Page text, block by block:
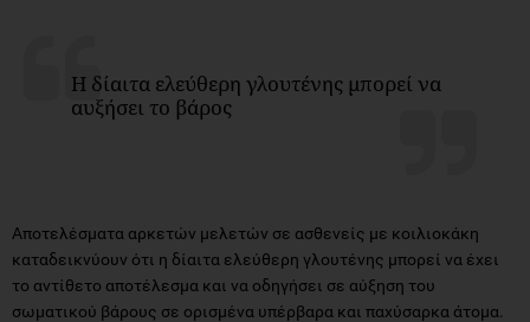
Η δίαιτα ελεύθερη γλουτένης μπορεί να
αυξήσει το βάρος
Αποτελέσματα αρκετών μελετών σε ασθενείς με κοιλιοκάκη
καταδεικνύουν ότι η δίαιτα ελεύθερη γλουτένης μπορεί να έχει
το αντίθετο αποτέλεσμα και να οδηγήσει σε αύξηση του
σωματικού βάρους σε ορισμένα υπέρβαρα και παχύσαρκα άτομα.